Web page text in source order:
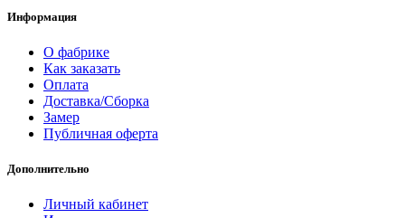
Информация
О фабрике
Как заказать
Оплата
Доставка/Сборка
Замер
Публичная оферта
Дополнительно
Личный кабинет